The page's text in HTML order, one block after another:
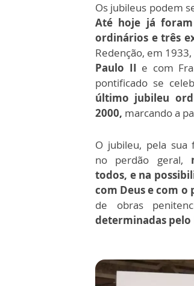
Os jubileus podem
Até hoje já foram
ordinários e três
Redenção, em 1933,
Paulo II e com
pontificado se
último jubileu
2000, marcando a
O jubileu, pela sua
no perdão geral,
todos, e na
com Deus e com o
de obras
determinadas pelo